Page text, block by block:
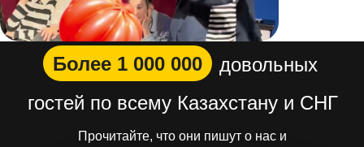
Прочитайте, что они пишут о нас и
Более 1 000 000
довольных
гостей по всему Казахстану и СНГ